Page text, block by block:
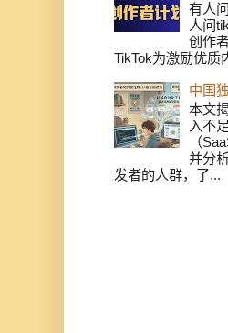
有人
人问
创作
TikTok为激励优质
中国
本文
入不
（
并分
发者的人群，了...